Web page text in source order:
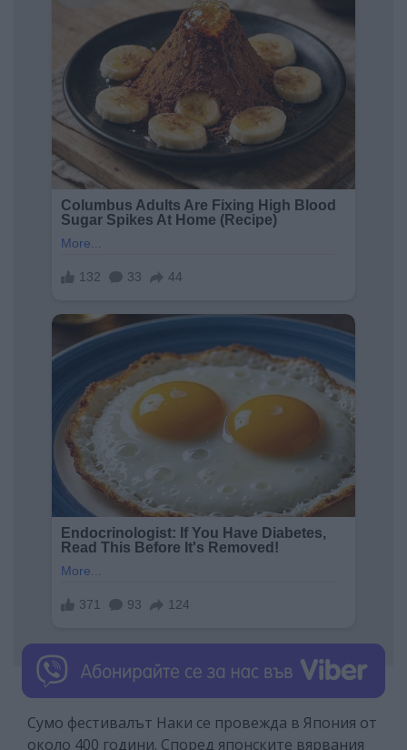
Сумо фестивалът Наки се провежда в Япония от
около 400 години. Според японските вярвания